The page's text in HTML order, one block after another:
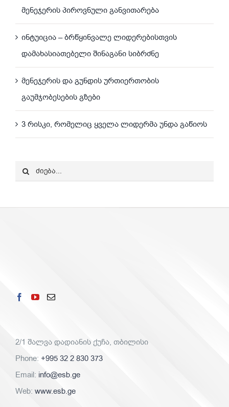
მენეჯერის პიროვნული განვითარება
ინტუიცია – ბრწყინვალე ლიდერებისთვის
დამახასიათებელი შინაგანი სიბრძნე
მენეჯერის და გუნდის ურთიერთობის
გაუმჯობესების გზები
3 რისკი, რომელიც ყველა ლიდერმა უნდა გაწიოს
Search
2/1 შალვა დადიანის ქუჩა, თბილისი
Phone: +995 32 2 830 373
Email: info@esb.ge
Web: www.esb.ge